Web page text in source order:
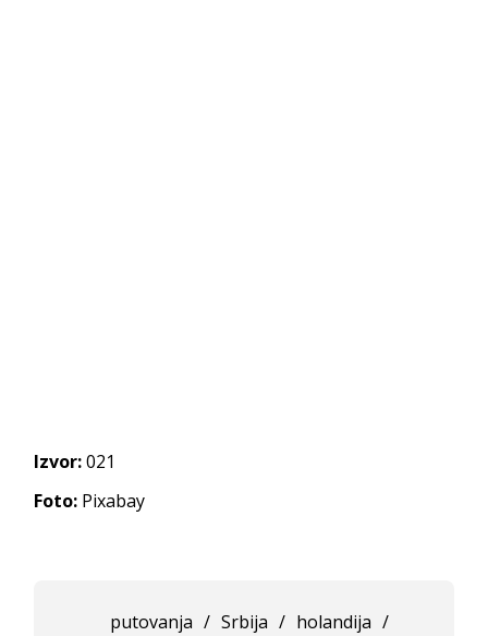
Izvor:021
Foto: Pixabay
putovanja / Srbija / holandija /